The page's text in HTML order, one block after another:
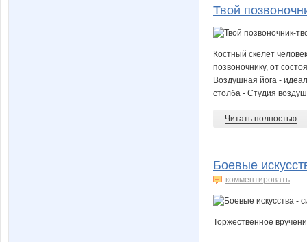
Твой
Костный скелет
позвоночнику, от
Воздушная йога -
столба - Студия
Читать полностью
Боевые
комментировать
Торжественное